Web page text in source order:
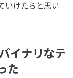
いけたらと思い
イナリなテ
た